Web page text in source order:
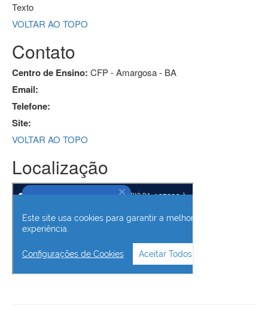
Texto
VOLTAR AO TOPO
Contato
Centro de Ensino: CFP - Amargosa - BA
Email:
Telefone:
Site:
VOLTAR AO TOPO
Localização